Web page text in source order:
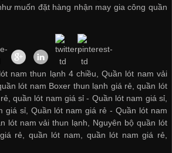
muốn đặt hàng nhận may gia công quần
nam thun lạnh 4 chiều, Quần lót nam vải
lót nam Boxer thun lạnh giá rẻ, quần lót
quần lót nam giá sỉ - Quần lót nam giá sỉ,
giá sỉ, Quần lót nam giá rẻ -Quần lót nam
lót nam vải thun lạnh
Nguyên bộ quần lót
rẻ
quần lót nam quần lót nam giá rẻ